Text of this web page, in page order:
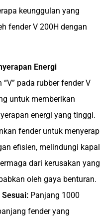
keunggulan yang
fender V 200H dengan
Energi
“V” pada rubber fender V
untuk memberikan
energi yang tinggi.
fender untuk menyerap
efisien, melindungi kapal
dari kerusakan yang
oleh gaya benturan.
Sesuai: Panjang 1000
fender yang